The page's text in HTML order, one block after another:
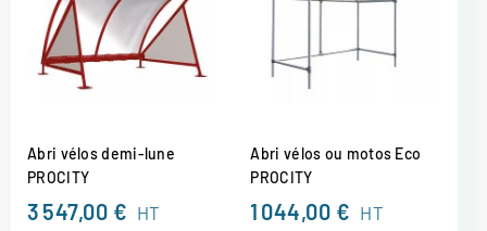
Abri vélos demi-lune
PROCITY
3 547,00 € HT
Abri vélos ou motos Eco
PROCITY
1 044,00 € HT